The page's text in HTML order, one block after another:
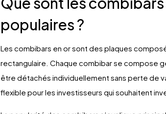
populaires ?
Les combibars en or sont des plaques
rectangulaire. Chaque combibar se compose
être détachés individuellement sans perte de
flexible pour les investisseurs qui souhaitent